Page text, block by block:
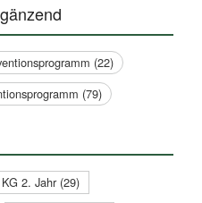
(22)
(79)
KG 2. Jahr (29)